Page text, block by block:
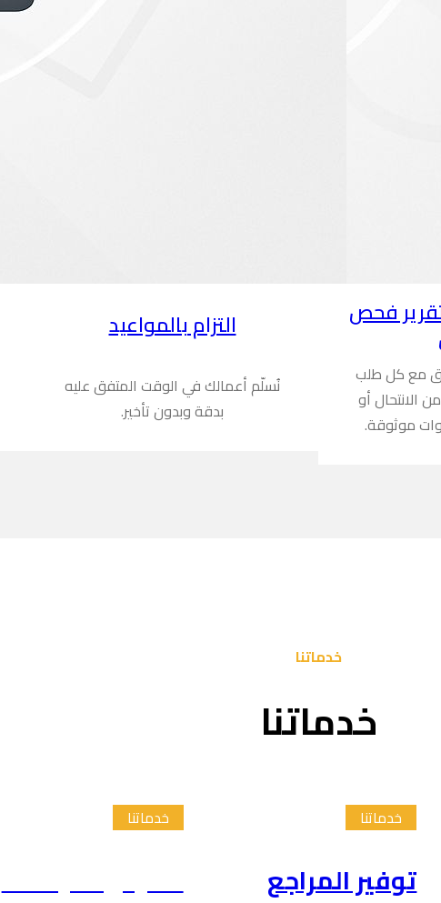
فحص
مع كل طلب
الانتحال أو
موثوقة.
التزام بالمواعيد
نُسلّم أعمالك في الوقت المتفق عليه
بدقة وبدون تأخير.
خدماتنا
خدماتنا
خدماتنا
توفير المراجع
خدماتنا
تلخيص الدراسات